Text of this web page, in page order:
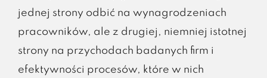
jednej strony odbić na wynagrodzeniach
pracowników, ale z drugiej, niemniej istotnej
strony na przychodach badanych firm i
efektywności procesów, które w nich